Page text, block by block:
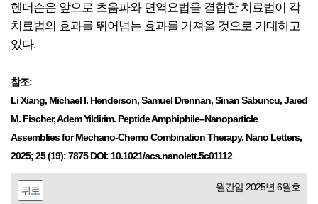
헨더슨은 앞으로 초음파와 면역요법을 결합한 치료법이 각
치료법의 효과를 뛰어넘는 효과를 가져올 것으로 기대하고
있다.
참조:
Li Xiang, Michael I. Henderson, Samuel Drennan, Sinan Sabuncu, Jared
M. Fischer, Adem Yildirim. Peptide Amphiphile–Nanoparticle
Assemblies for Mechano-Chemo Combination Therapy. Nano Letters,
2025; 25 (19): 7875 DOI: 10.1021/acs.nanolett.5c01112
뒤로 월간암 2025년 6월호